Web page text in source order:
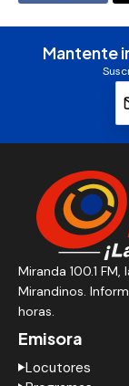
Mantente
Miranda 100.1
Mirandinos.
horas.
Emisora
Locutores